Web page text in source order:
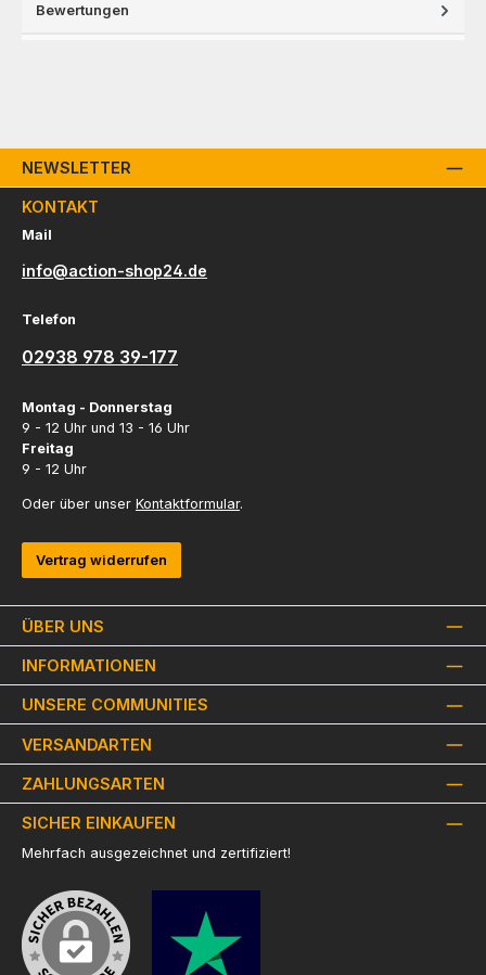
Bewertungen
NEWSLETTER
ÜBER UNS
INFORMATIONEN
KONTAKT
Mail
info@action-shop24.de
Telefon
02938 978 39-177
Montag - Donnerstag
9 - 12 Uhr und 13 - 16 Uhr
Freitag
9 - 12 Uhr
Oder über unser Kontaktformular.
Vertrag widerrufen
UNSERE COMMUNITIES
VERSANDARTEN
ZAHLUNGSARTEN
SICHER EINKAUFEN
Mehrfach ausgezeichnet und zertifiziert!